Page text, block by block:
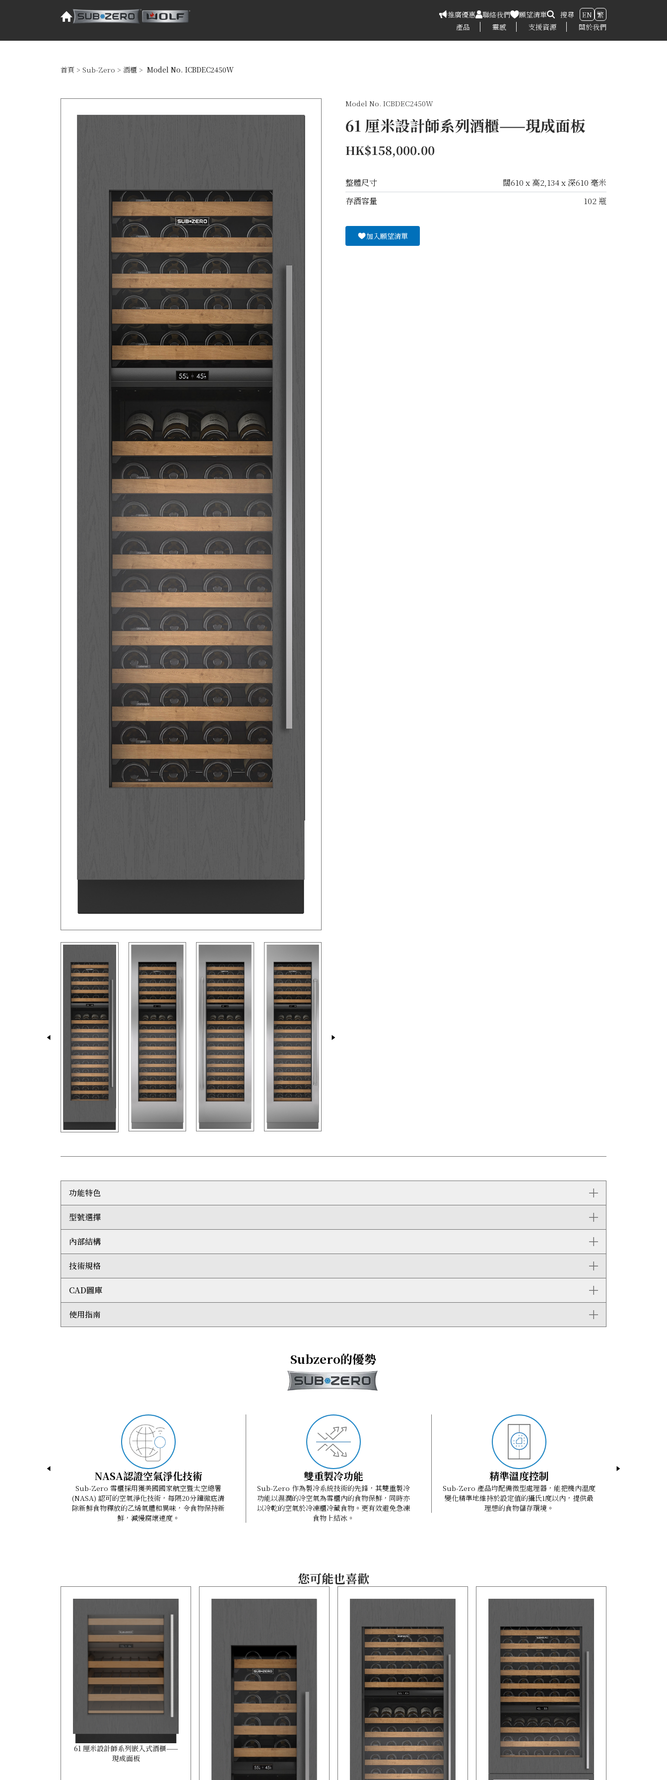
推廣優惠 聯絡我們 願望清單 搜尋 EN 繁
產品
靈感 支援資源 關於我們
首頁 > Sub-Zero > 酒櫃 > Model No. ICBDEC2450W
Model No. ICBDEC2450W
61 厘米設計師系列酒櫃——現成面板
HK$158,000.00
整體尺寸
闊610 x 高2,134 x 深610 毫米
存酒容量
102 瓶
加入願望清單
功能特色
選用定製飾板將產品融入櫥櫃之中，又或配搭不鏽鋼飾板和把手，完美配襯其他Sub-Zero和Wolf產品
可保存102瓶佳釀
可加裝不鏽鋼側板，塑造出眾的獨立式設計
輕觸式控制面板輕輕一按便能輕鬆設定，方便易用
拉出式酒架能妥善儲存標準裝、半瓶裝或大瓶裝佳釀，方便拿取
防紫外線玻璃能防止有害光線照射佳釀
打開櫃門輕觸式LED燈便會亮起，能照亮內部空間，並提供四個待機指示燈設定
設有窖藏標籤系統，讓您輕鬆管理窖藏
雙蒸發器技術能維持恆定適中的濕度，以免瓶塞變乾
型號選擇
右門鉸：ICBDEC2450W/R
左門鉸：ICBDEC2450W/L
內部結構
LED照明
102瓶儲存容量
1個照明展示層架
15組塗層處理酒架
兩段式獨立控溫設計
技術規格
整體尺寸：闊610毫米 x 高2,134毫米 x 深610毫米
存酒容量：102 瓶
美國能源之星 (Star-K) 認證
CAD圖庫
2D AutoCad (DWG)
3D AutoCad (DWG)
使用指南
Subzero的優勢
NASA認證空氣淨化技術
Sub-Zero 雪櫃採用獲美國國家航空暨太空總署
(NASA) 認可的空氣淨化技術，每隔20分鐘徹底清
除新鮮食物釋放的乙烯氣體和異味，令食物保持新
鮮，減慢腐壞速度。
雙重製冷功能
Sub-Zero 作為製冷系統技術的先鋒，其雙重製冷
功能以濕潤的冷空氣為雪櫃內的食物保鮮，同時亦
以冷乾的空氣於冷凍櫃冷藏食物。更有效避免急凍
食物上結冰。
精準溫度控制
Sub-Zero 產品均配備微型處理器，能把機內溫度
變化精準地維持於設定值的攝氏1度以內，提供最
理想的食物儲存環境。
您可能也喜歡
61 厘米設計師系列嵌入式酒櫃——
現成面板